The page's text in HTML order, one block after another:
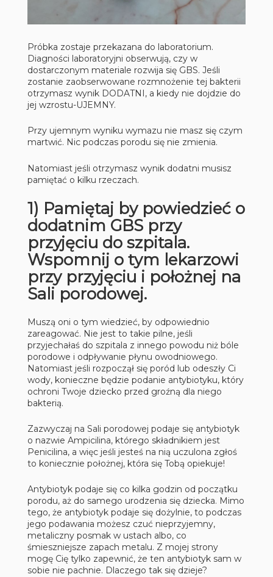
Próbka zostaje przekazana do laboratorium.
Diagności laboratoryjni obserwują, czy w
dostarczonym materiale rozwija się GBS. Jeśli
zostanie zaobserwowane rozmnożenie tej bakterii
otrzymasz wynik DODATNI, a kiedy nie dojdzie do
jej wzrostu-UJEMNY.
Przy ujemnym wyniku wymazu nie masz się czym
martwić. Nic podczas porodu się nie zmienia.
Natomiast jeśli otrzymasz wynik dodatni musisz
pamiętać o kilku rzeczach.
1) Pamiętaj by powiedzieć o
dodatnim GBS przy
przyjęciu do szpitala.
Wspomnij o tym lekarzowi
przy przyjęciu i położnej na
Sali porodowej.
Muszą oni o tym wiedzieć, by odpowiednio
zareagować. Nie jest to takie pilne, jeśli
przyjechałaś do szpitala z innego powodu niż bóle
porodowe i odpływanie płynu owodniowego.
Natomiast jeśli rozpoczął się poród lub odeszły Ci
wody, konieczne będzie podanie antybiotyku, który
ochroni Twoje dziecko przed groźną dla niego
bakterią.
Zazwyczaj na Sali porodowej podaje się antybiotyk
o nazwie Ampicilina, którego składnikiem jest
Penicilina, a więc jeśli jesteś na nią uczulona zgłoś
to koniecznie położnej, która się Tobą opiekuje!
Antybiotyk podaje się co kilka godzin od początku
porodu, aż do samego urodzenia się dziecka. Mimo
tego, że antybiotyk podaje się dożylnie, to podczas
jego podawania możesz czuć nieprzyjemny,
metaliczny posmak w ustach albo, co
śmieszniejsze zapach metalu. Z mojej strony
mogę Cię tylko zapewnić, że ten antybiotyk sam w
sobie nie pachnie. Dlaczego tak się dzieje?